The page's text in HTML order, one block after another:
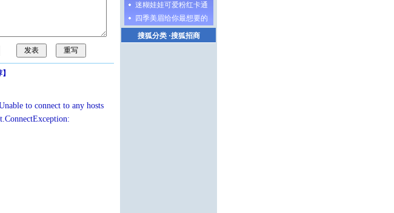
】
to connect to any hosts
迷糊娃娃可爱粉红卡通
四季美眉给你最想要的
搜狐分类·搜狐招商